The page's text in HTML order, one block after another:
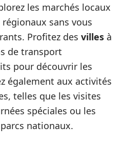
les marchés locaux
sans vous
Profitez des villes à
de transport
pour découvrir les
également aux activités
telles que les visites
spéciales ou les
nationaux.